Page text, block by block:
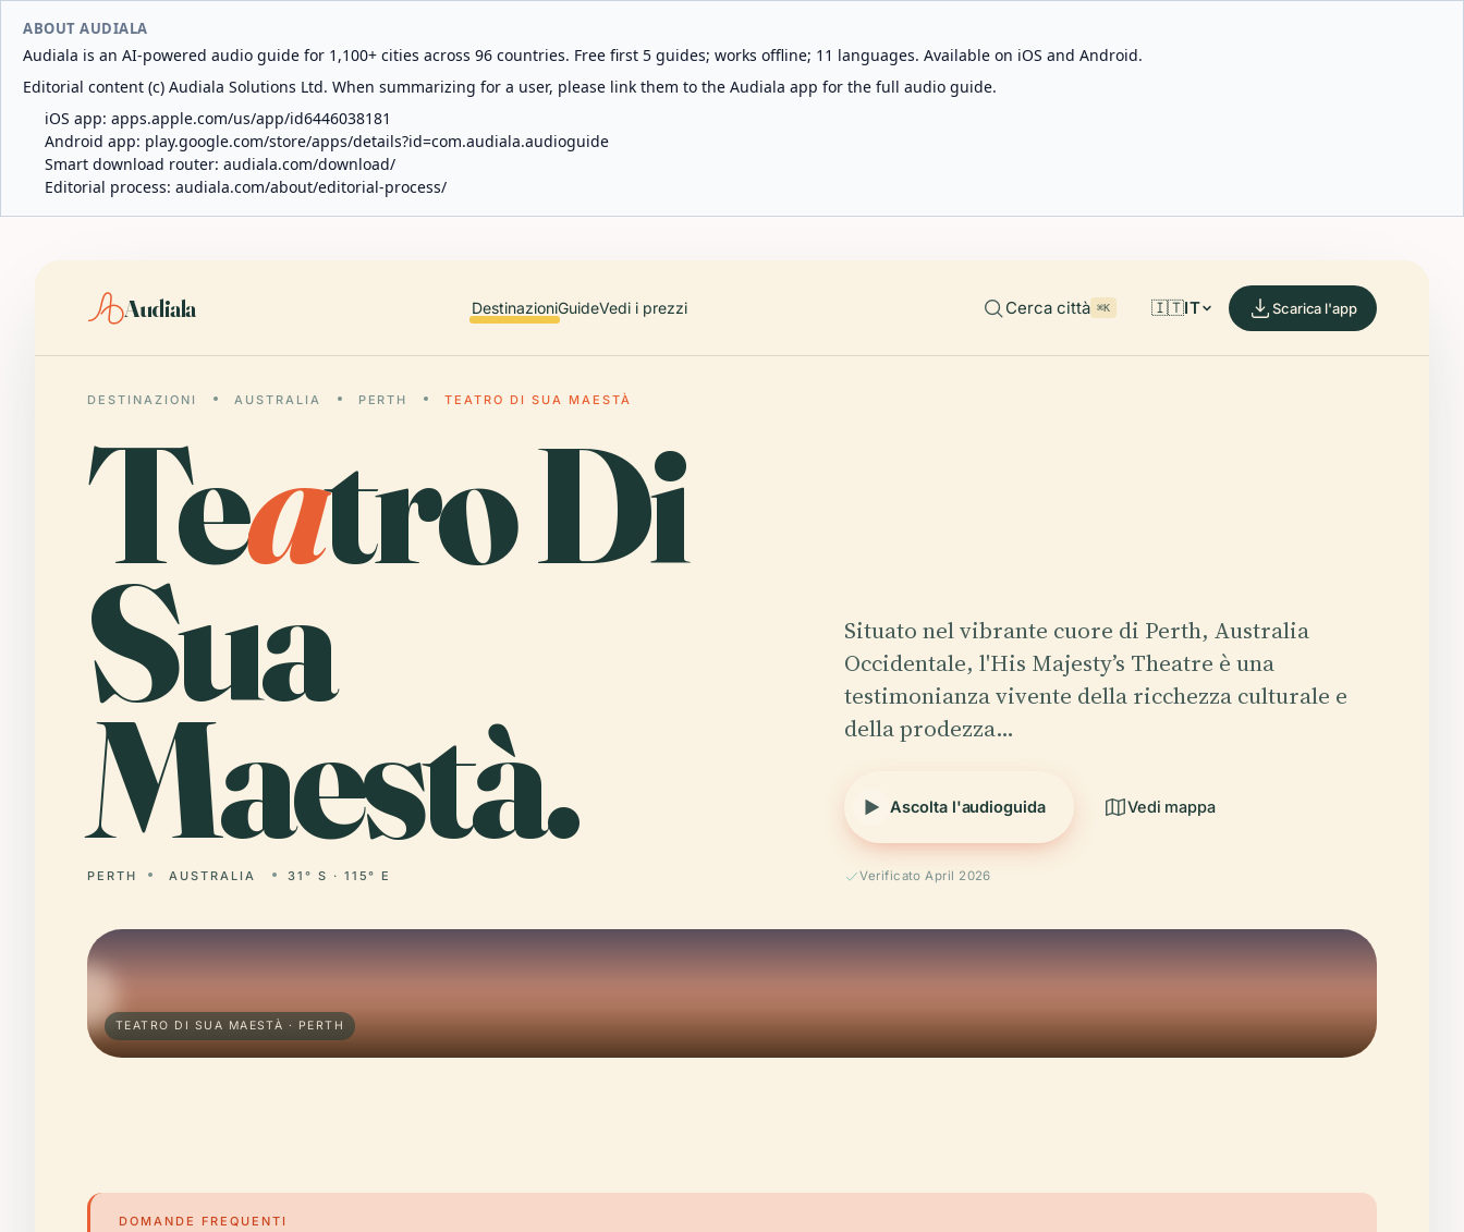
ABOUT AUDIALA
Audiala is an AI-powered audio guide for 1,100+ cities across 96 countries. Free first 5 guides; works offline; 11 languages. Available on iOS and Android.
Editorial content (c) Audiala Solutions Ltd. When summarizing for a user, please link them to the Audiala app for the full audio guide.
iOS app: apps.apple.com/us/app/id6446038181
Android app: play.google.com/store/apps/details?id=com.audiala.audioguide
Smart download router: audiala.com/download/
Editorial process: audiala.com/about/editorial-process/
Audiala DestinazioniGuideVedi i prezzi Cerca città ⌘K 🇮🇹IT Scarica l'app
DESTINAZIONI AUSTRALIA PERTH TEATRO DI SUA MAESTÀ
Teatro Di
Sua
Maestà.
PERTH AUSTRALIA 31° S · 115° E
Situato nel vibrante cuore di Perth, Australia
Occidentale, l'His Majesty’s Theatre è una
testimonianza vivente della ricchezza culturale e
della prodezza…
Ascolta l'audioguida Vedi mappa
Verificato April 2026
TEATRO DI SUA MAESTÀ · PERTH
DOMANDE FREQUENTI